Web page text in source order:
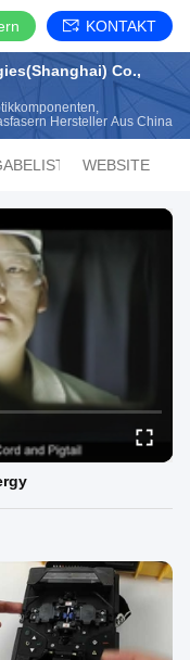
KONTAKT
Co.,
Hersteller Aus China
WEBSITE